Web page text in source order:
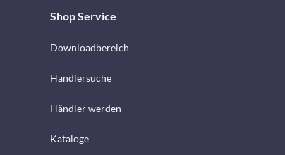
Shop Service
Downloadbereich
Händlersuche
Händler werden
Kataloge